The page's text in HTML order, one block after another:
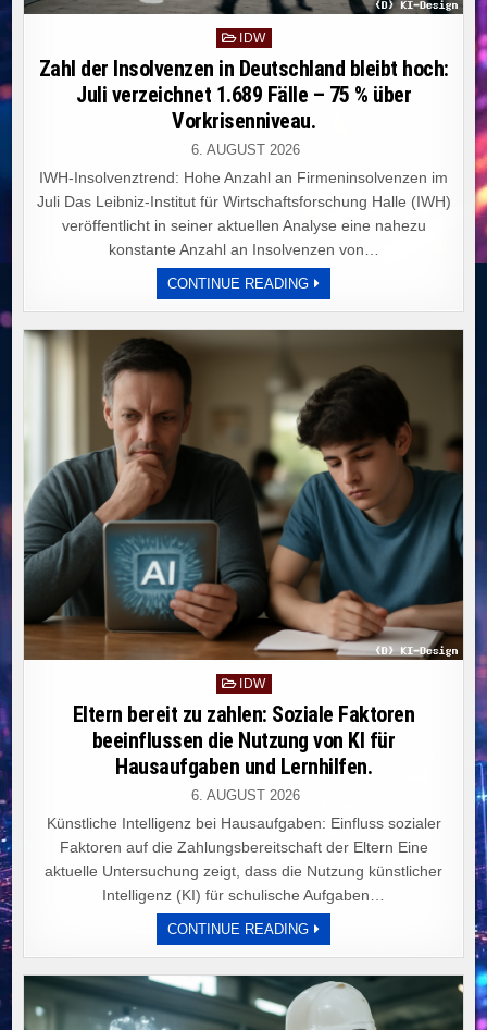
Posted
in
IDW
Zahl der Insolvenzen in Deutschland bleibt hoch:
Juli verzeichnet 1.689 Fälle – 75 % über
Vorkrisenniveau.
6. AUGUST 2026
IWH-Insolvenztrend: Hohe Anzahl an Firmeninsolvenzen im
Juli Das Leibniz-Institut für Wirtschaftsforschung Halle (IWH)
veröffentlicht in seiner aktuellen Analyse eine nahezu
konstante Anzahl an Insolvenzen von…
CONTINUE READINGZAHL
DER
INSOLVENZEN
HOCH:
JULI
VERZEICHNET
1.689
FÄLLE
–
75
%
ÜBER
VORKRISENNIVEAU.
Posted
IDW
Eltern bereit zu zahlen: Soziale Faktoren
beeinflussen die Nutzung von KI für
Hausaufgaben und Lernhilfen.
6. AUGUST 2026
Künstliche Intelligenz bei Hausaufgaben: Einfluss sozialer
Faktoren auf die Zahlungsbereitschaft der Eltern Eine
aktuelle Untersuchung zeigt, dass die Nutzung künstlicher
Intelligenz (KI) für schulische Aufgaben…
CONTINUE READINGELTERN
BEREIT
ZU
SOZIALE
FAKTOREN
BEEINFLUSSEN